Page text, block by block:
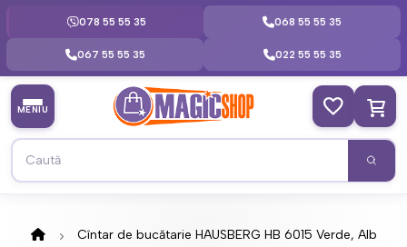
078 55 55 35 068 55 55 35
067 55 55 35 022 55 55 35
MENIU
Cîntar de bucătarie HAUSBERG HB 6015 Verde, Alb